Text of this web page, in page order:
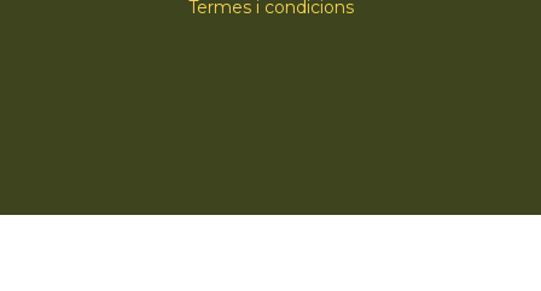
Termes i condicions